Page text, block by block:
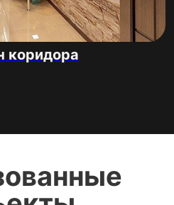
коридора